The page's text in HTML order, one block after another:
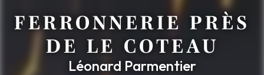
FERRONNERIE PRÈS
DE LE COTEAU
Léonard Parmentier